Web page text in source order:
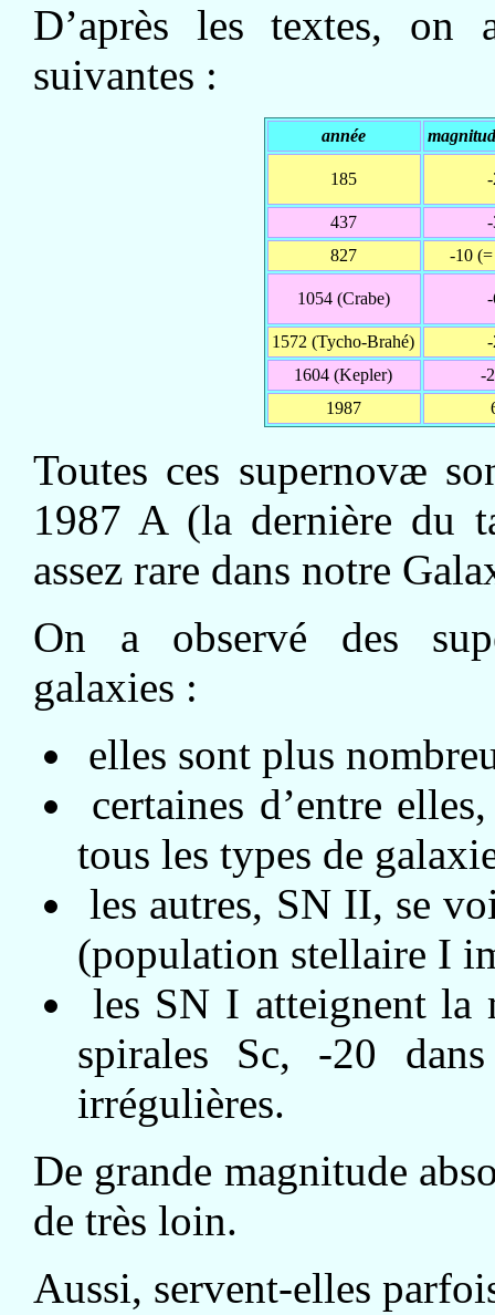
D’après les textes, on
suivantes :
année
185
437
827
-10
1054 (Crabe)
1572 (Tycho-Brahé)
1604 (Kepler)
-
1987
Toutes ces supernovæ
1987 A (la dernière du
assez rare dans notre
On a observé des
galaxies :
elles sont plus
certaines d’entre
tous les types de
les autres, SN II, se
(population stellaire I
les SN I atteignent la
spirales Sc, -20
irrégulières.
De grande magnitude
de très loin.
Aussi, servent-elles